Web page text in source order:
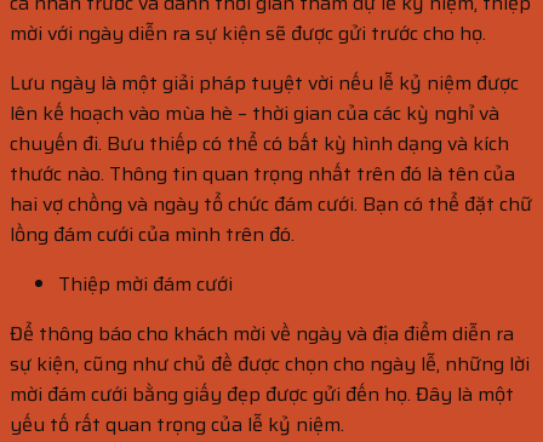
mời với ngày diễn ra sự kiện sẽ được gửi trước cho họ.
Lưu ngày là một giải pháp tuyệt vời nếu lễ kỷ niệm được
lên kế hoạch vào mùa hè – thời gian của các kỳ nghỉ và
chuyến đi. Bưu thiếp có thể có bất kỳ hình dạng và kích
thước nào. Thông tin quan trọng nhất trên đó là tên của
hai vợ chồng và ngày tổ chức đám cưới. Bạn có thể đặt chữ
lồng đám cưới của mình trên đó.
Thiệp mời đám cưới
Để thông báo cho khách mời về ngày và địa điểm diễn ra
sự kiện, cũng như chủ đề được chọn cho ngày lễ, những lời
mời đám cưới bằng giấy đẹp được gửi đến họ. Đây là một
yếu tố rất quan trọng của lễ kỷ niệm.